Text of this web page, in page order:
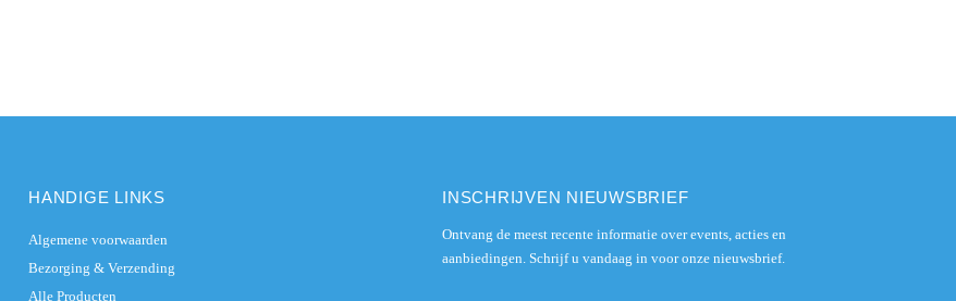
HANDIGE LINKS
Algemene voorwaarden
Bezorging & Verzending
Alle Producten
INSCHRIJVEN NIEUWSBRIEF
Ontvang de meest recente informatie over events, acties en
aanbiedingen. Schrijf u vandaag in voor onze nieuwsbrief.